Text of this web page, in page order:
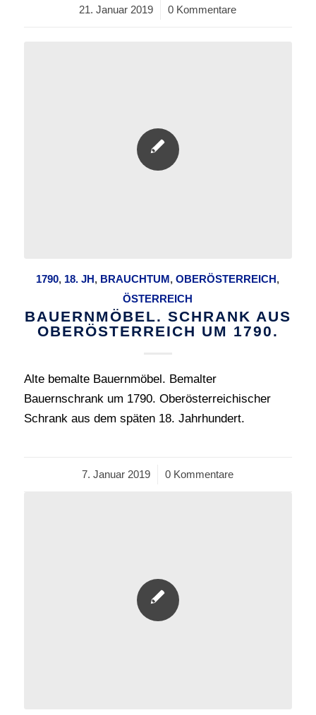
21. Januar 2019
/ 0 Kommentare
1790, 18. JH, BRAUCHTUM,OBERÖSTERREICH,
ÖSTERREICH
BAUERNMÖBEL. SCHRANK AUS
OBERÖSTERREICH UM 1790.
Alte bemalte Bauernmöbel. Bemalter
Bauernschrank um 1790. Oberösterreichischer
Schrank aus dem späten 18. Jahrhundert.
7. Januar 2019
/ 0 Kommentare